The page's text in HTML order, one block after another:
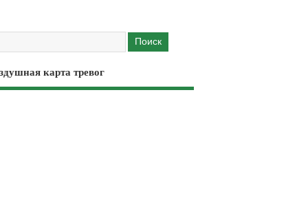
карта тревог